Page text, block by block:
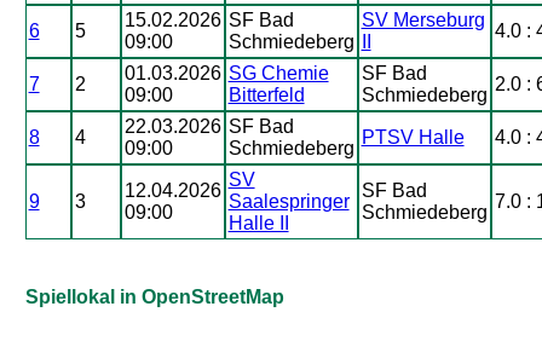
6 5
15.02.2026
09:00
SF Bad
Schmiedeberg
SV Merseburg
4.0 :
7 2
01.03.2026
09:00
SG Chemie
Bitterfeld
SF Bad
Schmiedeberg
2.0 :
8 4
22.03.2026
09:00
SF Bad
Schmiedeberg
PTSV Halle 4.0 :
9 3
12.04.2026
09:00
SV
Saalespringer
Halle II
SF Bad
Schmiedeberg
7.0 :
Spiellokal in OpenStreetMap